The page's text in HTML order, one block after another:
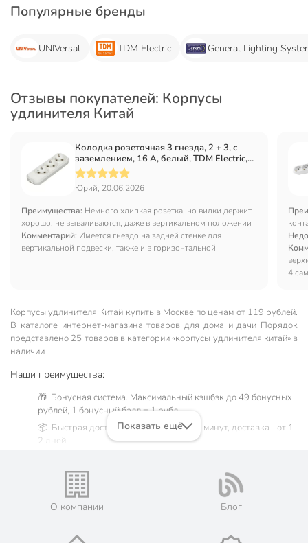
Популярные бренды
UNIVersal TDM Electric General Lighting
Отзывы покупателей: Корпусы
удлинителя Китай
Колодка розеточная 3 гнезда, 2 + 3, с
заземлением, 16 А, белый, TDM Electric,
Народная, SQ1806-0417
Юрий, 20.06.2026
Преимущества: Немного хлипкая розетка, но вилки держит
хорошо, не вываливаются, даже в вертикальном положении
Комментарий: Имеется гнездо на задней стенке для
вертикальной подвески, также и в горизонтальной
4
Корпусы удлинителя Китай купить в Москве по ценам от 119 рублей.
В каталоге интернет-магазина товаров для дома и дачи Порядок
представлено 25 товаров в категории «корпусы удлинителя китай» в
наличии
Наши преимущества:
🎁 Бонусная система. Максимальный кэшбэк до 49 бонусных
рублей, 1 бонусный балл = 1 рубль.
📦 Быстрая доставка. Самовывоз от 60 минут, доставка - от 1-
2 дней.
Жители Московской области могут сделать заказ и оплатить
его онлайн на официальном сайте сети магазинов Порядок.
💳 Оплата: онлайн на сайте интернет-гипермаркета или
🛍 Скидки, акции, распродажи каждый день!
Показать ещё
О компании Блог